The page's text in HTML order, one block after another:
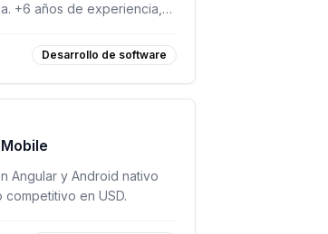
+6 años de experiencia,
Desarrollo de software
Angular y Android nativo
en USD.